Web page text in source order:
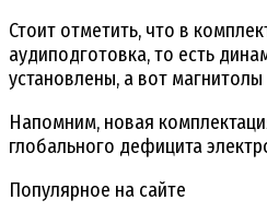
Стоит отметить, что в
аудиподготовка, то есть
установлены, а вот
Напомним, новая
глобального дефицита
Популярное на сайте